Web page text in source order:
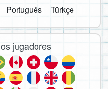
Português Türkçe
jugadores